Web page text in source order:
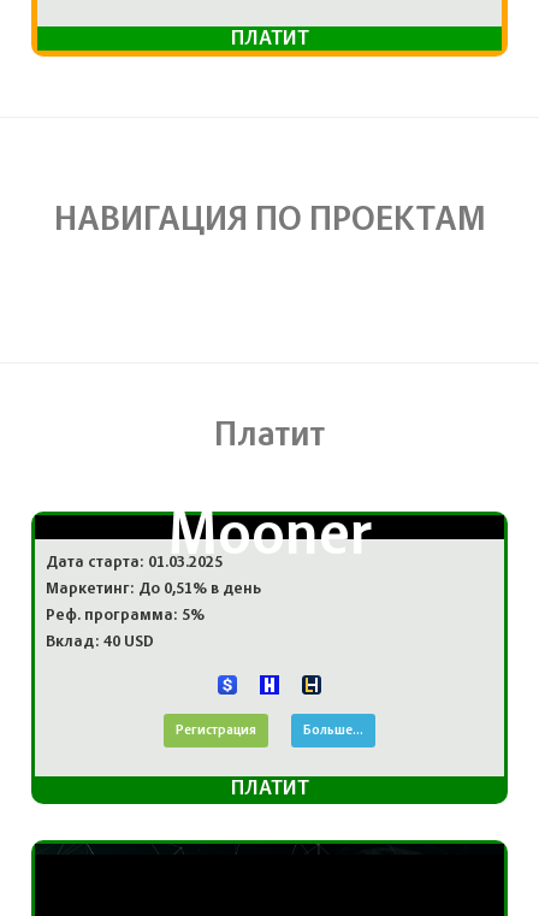
ПЛАТИТ
НАВИГАЦИЯ ПО ПРОЕКТАМ
Платит
Mooner
Дата старта: 01.03.2025
Маркетинг: До 0,51% в день
Реф. программа: 5%
Вклад: 40 USD
Регистрация Больше...
ПЛАТИТ